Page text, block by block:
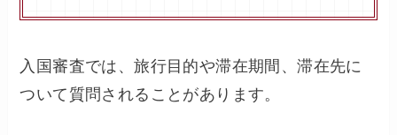
入国審査では、旅行目的や滞在期間、滞在先に
ついて質問されることがあります。